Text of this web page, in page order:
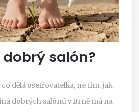
salón?
co dělá ošetřovatelka, ne tím, jak
dobrých salónů v Brně má na